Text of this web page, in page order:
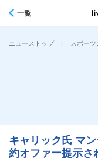
一覧
ニューストップ > スポーツ
キャリック氏 マ
約オファー提示さ